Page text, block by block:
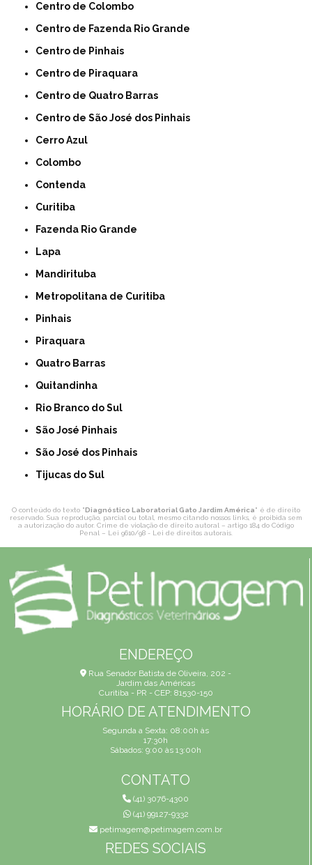
Centro de Colombo
Centro de Fazenda Rio Grande
Centro de Pinhais
Centro de Piraquara
Centro de Quatro Barras
Centro de São José dos Pinhais
Cerro Azul
Colombo
Contenda
Curitiba
Fazenda Rio Grande
Lapa
Mandirituba
Metropolitana de Curitiba
Pinhais
Piraquara
Quatro Barras
Quitandinha
Rio Branco do Sul
São José Pinhais
São José dos Pinhais
Tijucas do Sul
O conteúdo do texto "Diagnóstico Laboratorial Gato Jardim América" é de direito
reservado. Sua reprodução, parcial ou total, mesmo citando nossos links, é proibida sem
a autorização do autor. Crime de violação de direito autoral – artigo 184 do Código
Penal – Lei 9610/98 - Lei de direitos autorais
ENDEREÇO
Rua Senador Batista de Oliveira, 202 -
Jardim das Américas
Curitiba - PR - CEP: 81530-150
HORÁRIO DE ATENDIMENTO
Segunda a Sexta: 08:00h às
17:30h
Sábados: 9:00 às 13:00h
CONTATO
(41) 3076-4300
(41) 99127-9332
petimagem@petimagem.com.br
REDES SOCIAIS